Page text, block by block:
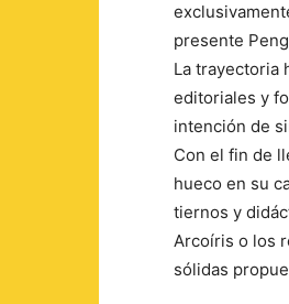
presente
La trayectoria
editoriales y
intención de
Con el fin de
hueco en su
tiernos y
Arcoíris o los
sólidas